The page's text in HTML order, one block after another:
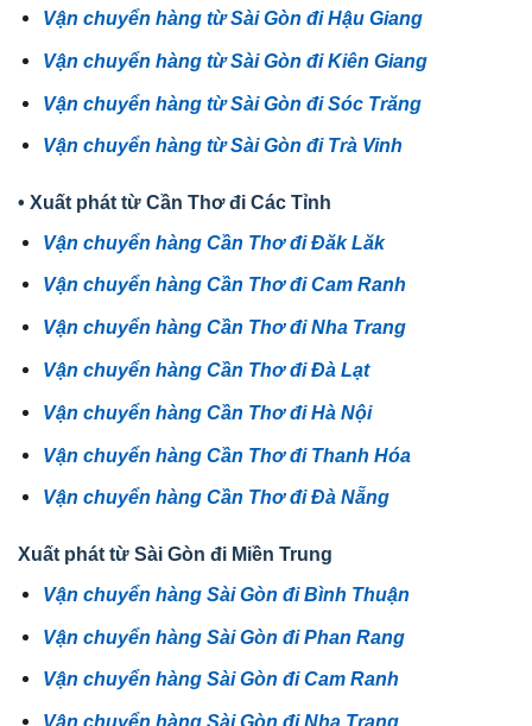
Vận chuyển hàng từ Sài Gòn đi Hậu Giang
Vận chuyển hàng từ Sài Gòn đi Kiên Giang
Vận chuyển hàng từ Sài Gòn đi Sóc Trăng
Vận chuyển hàng từ Sài Gòn đi Trà Vinh
• Xuất phát từ Cần Thơ đi Các Tỉnh
Vận chuyển hàng Cần Thơ đi Đăk Lăk
Vận chuyển hàng Cần Thơ đi Cam Ranh
Vận chuyển hàng Cần Thơ đi Nha Trang
Vận chuyển hàng Cần Thơ đi Đà Lạt
Vận chuyển hàng Cần Thơ đi Hà Nội
Vận chuyển hàng Cần Thơ đi Thanh Hóa
Vận chuyển hàng Cần Thơ đi Đà Nẵng
Xuất phát từ Sài Gòn đi Miền Trung
Vận chuyển hàng Sài Gòn đi Bình Thuận
Vận chuyển hàng Sài Gòn đi Phan Rang
Vận chuyển hàng Sài Gòn đi Cam Ranh
Vận chuyển hàng Sài Gòn đi Nha Trang